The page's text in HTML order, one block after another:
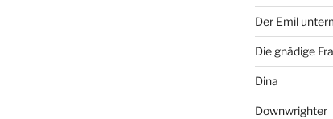
Der Emil
Die gnädige
Dina
Downwrighter